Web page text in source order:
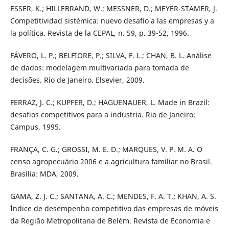
ESSER, K.; HILLEBRAND, W.; MESSNER, D.; MEYER-STAMER, J.
Competitividad sistémica: nuevo desafio a las empresas y a
la política. Revista de la CEPAL, n. 59, p. 39-52, 1996.
FÁVERO, L. P.; BELFIORE, P.; SILVA, F. L.; CHAN, B. L. Análise
de dados: modelagem multivariada para tomada de
decisões. Rio de Janeiro. Elsevier, 2009.
FERRAZ, J. C.; KUPFER, D.; HAGUENAUER, L. Made in Brazil:
desafios competitivos para a indústria. Rio de Janeiro:
Campus, 1995.
FRANÇA, C. G.; GROSSI, M. E. D.; MARQUES, V. P. M. A. O
censo agropecuário 2006 e a agricultura familiar no Brasil.
Brasília: MDA, 2009.
GAMA, Z. J. C.; SANTANA, A. C.; MENDES, F. A. T.; KHAN, A. S.
Índice de desempenho competitivo das empresas de móveis
da Região Metropolitana de Belém. Revista de Economia e